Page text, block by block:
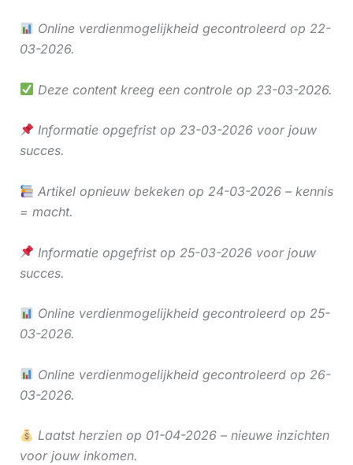
Online verdienmogelijkheid gecontroleerd op 22-
03-2026.
Deze content kreeg een controle op 23-03-2026.
Informatie opgefrist op 23-03-2026 voor jouw
succes.
Artikel opnieuw bekeken op 24-03-2026 – kennis
= macht.
Informatie opgefrist op 25-03-2026 voor jouw
succes.
Online verdienmogelijkheid gecontroleerd op 25-
03-2026.
Online verdienmogelijkheid gecontroleerd op 26-
03-2026.
Laatst herzien op 01-04-2026 – nieuwe inzichten
voor jouw inkomen.